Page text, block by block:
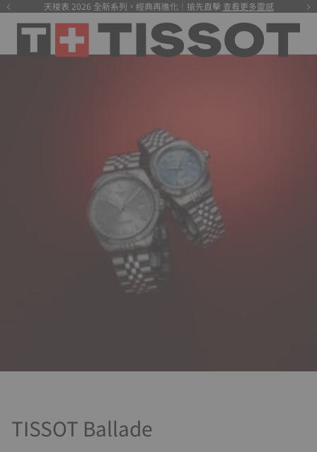
天梭表 2026 全新系列，經典再進化｜搶先直擊 查看更多靈感
TISSOT Ballade